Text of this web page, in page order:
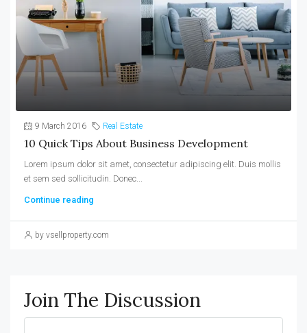
9 March 2016 Real Estate
10 Quick Tips About Business Development
Lorem ipsum dolor sit amet, consectetur adipiscing elit. Duis mollis
et sem sed sollicitudin. Donec...
Continue reading
by vsellproperty.com
Join The Discussion